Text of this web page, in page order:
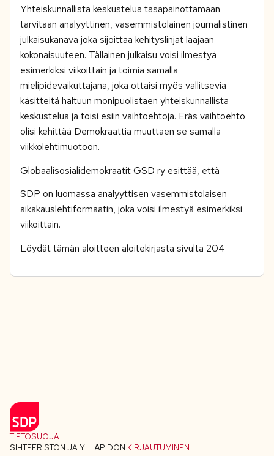
Yhteiskunnallista keskustelua tasapainottamaan
tarvitaan analyyttinen, vasemmistolainen journalistinen
julkaisukanava joka sijoittaa kehityslinjat laajaan
kokonaisuuteen. Tällainen julkaisu voisi ilmestyä
esimerkiksi viikoittain ja toimia samalla
mielipidevaikuttajana, joka ottaisi myös vallitsevia
käsitteitä haltuun monipuolistaen yhteiskunnallista
keskustelua ja toisi esiin vaihtoehtoja. Eräs vaihtoehto
olisi kehittää Demokraattia muuttaen se samalla
viikkolehtimuotoon.
Globaalisosialidemokraatit GSD ry esittää, että
SDP on luomassa analyyttisen vasemmistolaisen
aikakauslehtiformaatin, joka voisi ilmestyä esimerkiksi
viikoittain.
Löydät tämän aloitteen aloitekirjasta sivulta 204
TIETOSUOJA
SIHTEERISTÖN JA YLLÄPIDON KIRJAUTUMINEN